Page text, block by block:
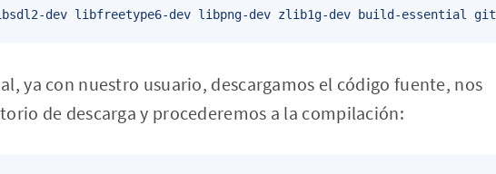
ya con nuestro usuario, descargamos el código fuente, nos
de descarga y procederemos a la compilación: